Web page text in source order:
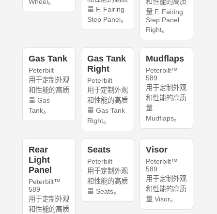
Wheel。
量 F. Fairing
Step Panel。
和性能的高质
量 F. Fairing
Step Panel
Right。
Gas Tank
Peterbilt
用于定制外观
和性能的高质
量 Gas
Tank。
Gas Tank
Right
Peterbilt
用于定制外观
和性能的高质
量 Gas Tank
Right。
Mudflaps
Peterbilt™
589
用于定制外观
和性能的高质
量
Mudflaps。
Rear
Light
Panel
Peterbilt™
589
用于定制外观
和性能的高质
Seats
Peterbilt
用于定制外观
和性能的高质
量 Seats。
Visor
Peterbilt™
589
用于定制外观
和性能的高质
量 Visor。